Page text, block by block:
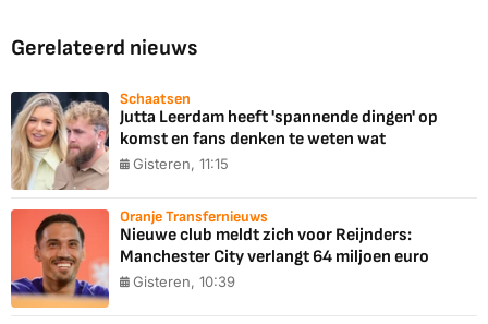
Gerelateerd nieuws
Schaatsen
Jutta Leerdam heeft 'spannende dingen' op
komst en fans denken te weten wat
Gisteren, 11:15
Oranje Transfernieuws
Nieuwe club meldt zich voor Reijnders:
Manchester City verlangt 64 miljoen euro
Gisteren, 10:39